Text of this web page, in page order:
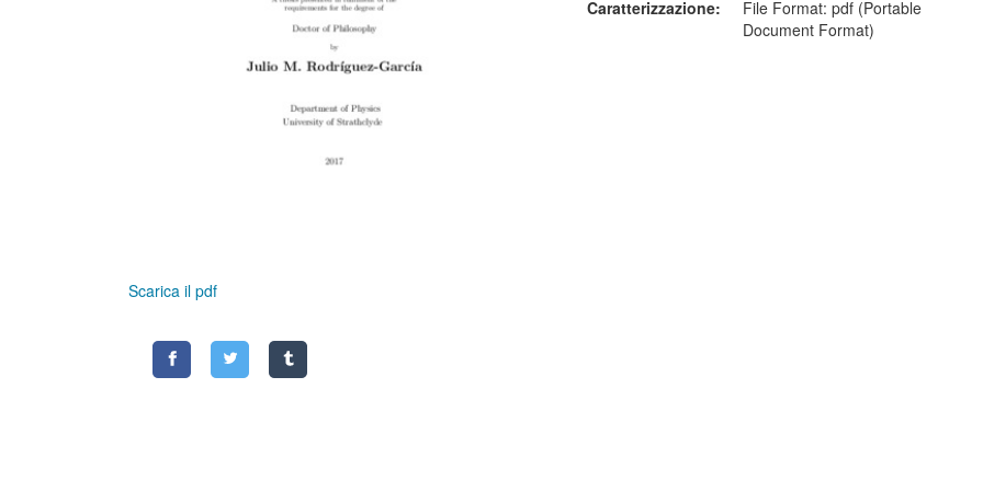
Scarica il pdf
Caratterizzazione
File Format: pdf (Portable
Document Format)